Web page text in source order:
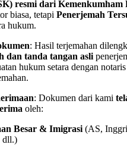
resmi dari Kemenkumham
biasa, tetapi Penerjemah
hukum.
: Hasil terjemahan
dan tanda tangan asli
hukum setara dengan
: Dokumen dari kami
oleh:
Besar & Imigrasi (AS,
dll.)